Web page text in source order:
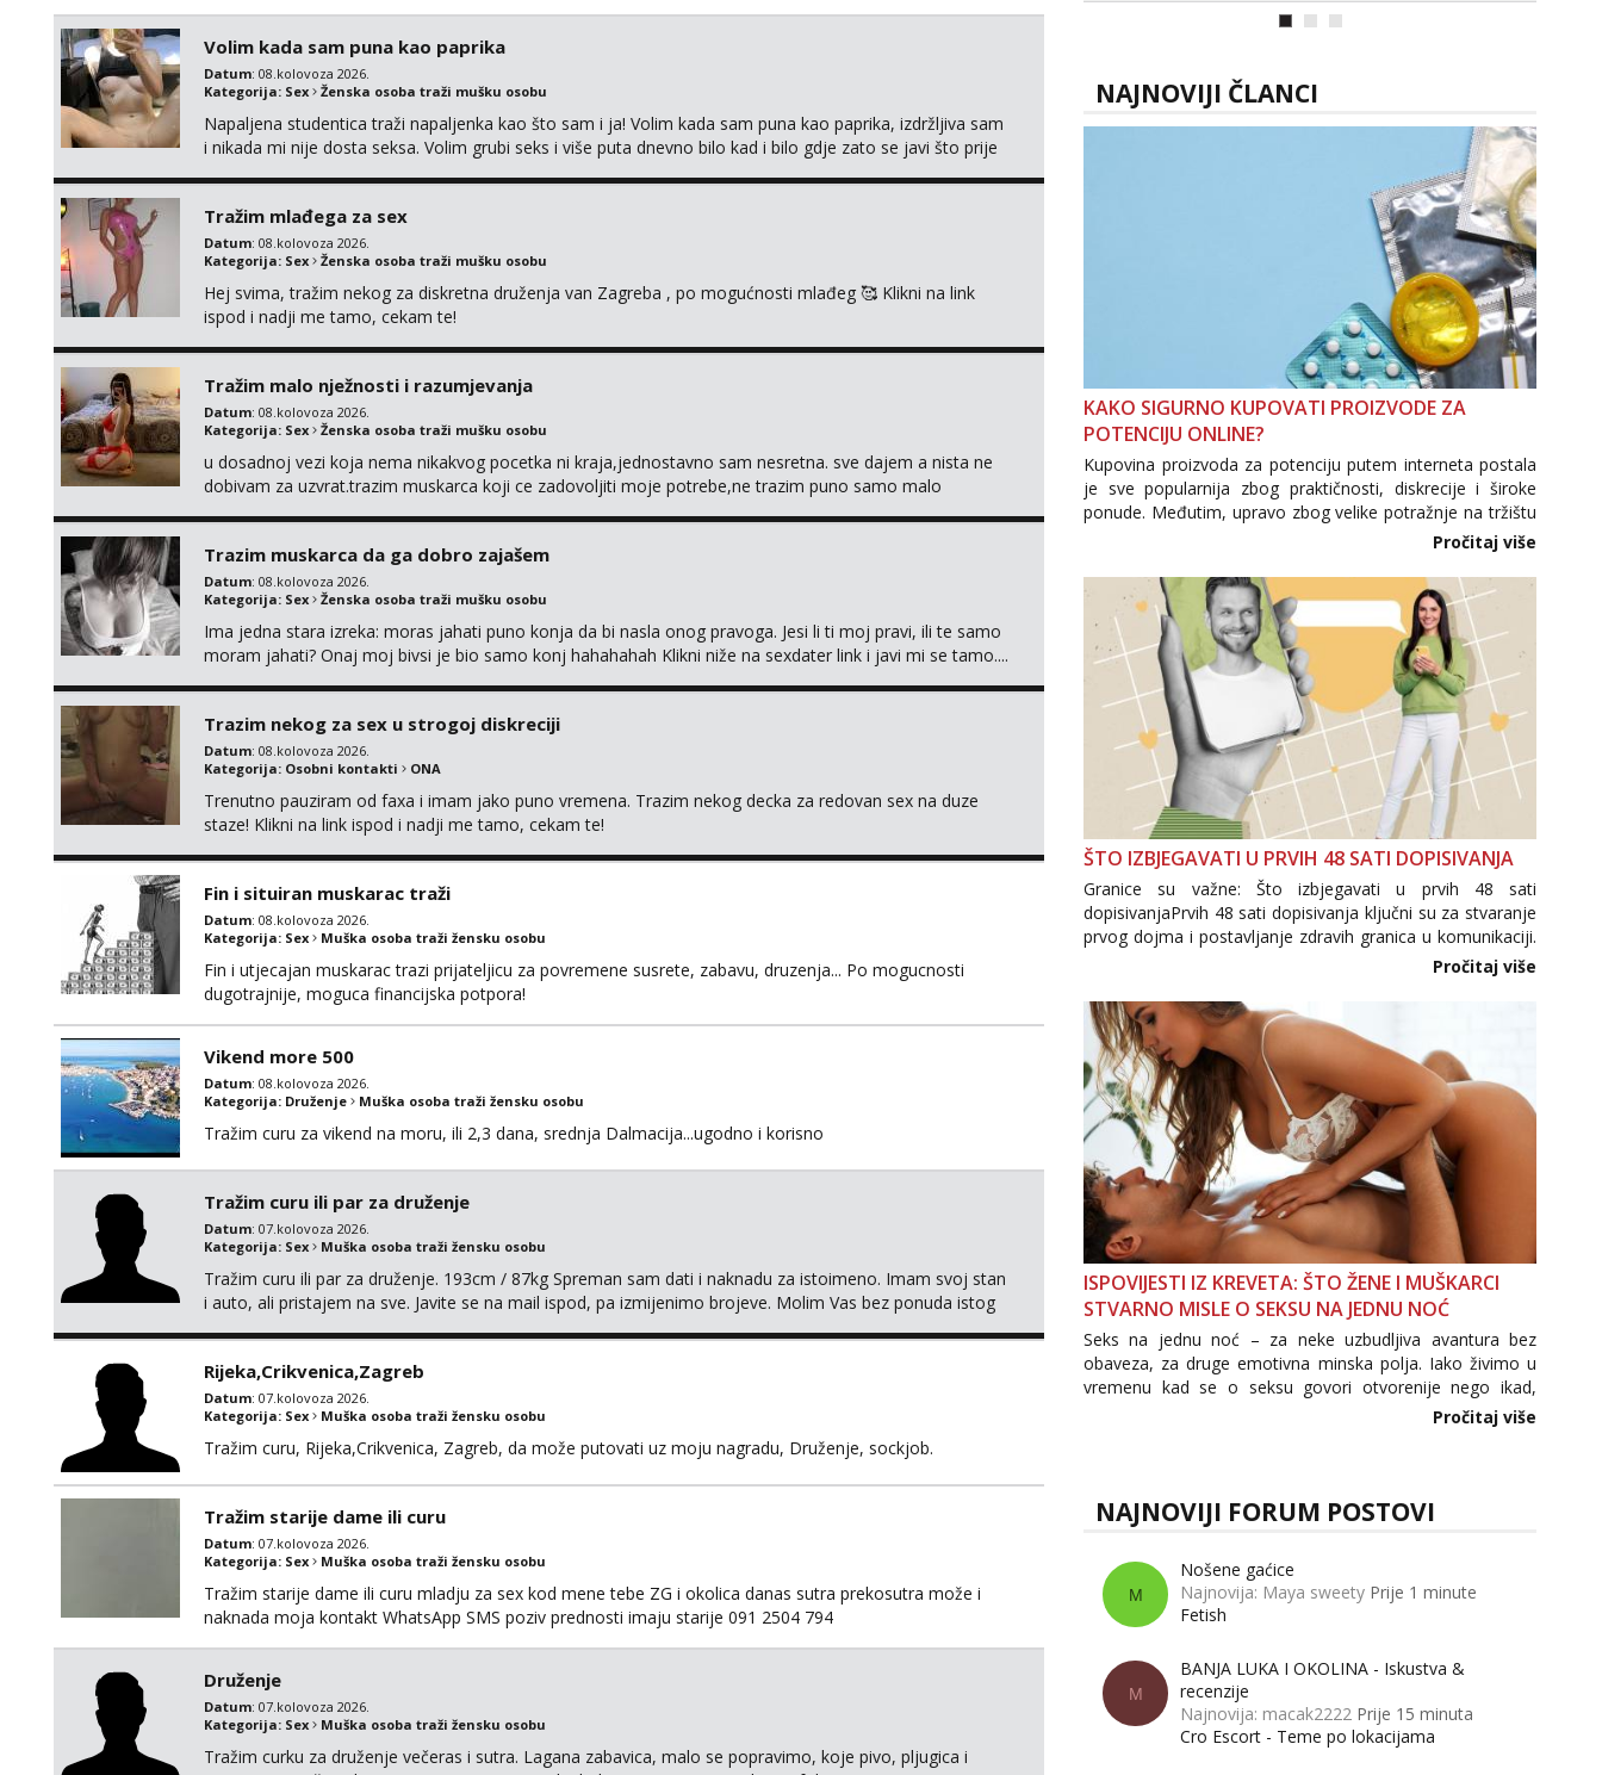
Volim kada sam puna kao paprika
Datum: 08.kolovoza 2026.
Kategorija: Sex Ženska osoba traži mušku osobu
Napaljena studentica traži napaljenka kao što sam i ja! Volim kada sam puna kao paprika, izdržljiva sam
i nikada mi nije dosta seksa. Volim grubi seks i više puta dnevno bilo kad i bilo gdje zato se javi što prije
Tražim mlađega za sex
Datum: 08.kolovoza 2026.
Kategorija: Sex Ženska osoba traži mušku osobu
Hej svima, tražim nekog za diskretna druženja van Zagreba , po mogućnosti mlađeg 🥰 Klikni na link
ispod i nadji me tamo, cekam te!
Tražim malo nježnosti i razumjevanja
Datum: 08.kolovoza 2026.
Kategorija: Sex Ženska osoba traži mušku osobu
u dosadnoj vezi koja nema nikakvog pocetka ni kraja,jednostavno sam nesretna. sve dajem a nista ne
dobivam za uzvrat.trazim muskarca koji ce zadovoljiti moje potrebe,ne trazim puno samo malo
Trazim muskarca da ga dobro zajašem
Datum: 08.kolovoza 2026.
Kategorija: Sex Ženska osoba traži mušku osobu
Ima jedna stara izreka: moras jahati puno konja da bi nasla onog pravoga. Jesi li ti moj pravi, ili te samo
moram jahati? Onaj moj bivsi je bio samo konj hahahahah Klikni niže na sexdater link i javi mi se tamo....
Trazim nekog za sex u strogoj diskreciji
Datum: 08.kolovoza 2026.
Kategorija: Osobni kontakti ONA
Trenutno pauziram od faxa i imam jako puno vremena. Trazim nekog decka za redovan sex na duze
staze! Klikni na link ispod i nadji me tamo, cekam te!
Fin i situiran muskarac traži
Datum: 08.kolovoza 2026.
Kategorija: Sex Muška osoba traži žensku osobu
Fin i utjecajan muskarac trazi prijateljicu za povremene susrete, zabavu, druzenja... Po mogucnosti
dugotrajnije, moguca financijska potpora!
Vikend more 500
Datum: 08.kolovoza 2026.
Kategorija: Druženje Muška osoba traži žensku osobu
Tražim curu za vikend na moru, ili 2,3 dana, srednja Dalmacija...ugodno i korisno
Tražim curu ili par za druženje
Datum: 07.kolovoza 2026.
Kategorija: Sex Muška osoba traži žensku osobu
Tražim curu ili par za druženje. 193cm / 87kg Spreman sam dati i naknadu za istoimeno. Imam svoj stan
i auto, ali pristajem na sve. Javite se na mail ispod, pa izmijenimo brojeve. Molim Vas bez ponuda istog
Rijeka,Crikvenica,Zagreb
Datum: 07.kolovoza 2026.
Kategorija: Sex Muška osoba traži žensku osobu
Tražim curu, Rijeka,Crikvenica, Zagreb, da može putovati uz moju nagradu, Druženje, sockjob.
Tražim starije dame ili curu
Datum: 07.kolovoza 2026.
Kategorija: Sex Muška osoba traži žensku osobu
Tražim starije dame ili curu mladju za sex kod mene tebe ZG i okolica danas sutra prekosutra može i
naknada moja kontakt WhatsApp SMS poziv prednosti imaju starije 091 2504 794
Druženje
Datum: 07.kolovoza 2026.
Kategorija: Sex Muška osoba traži žensku osobu
Tražim curku za druženje večeras i sutra. Lagana zabavica, malo se popravimo, koje pivo, pljugica i
NAJNOVIJI ČLANCI
KAKO SIGURNO KUPOVATI PROIZVODE ZA
POTENCIJU ONLINE?
Kupovina proizvoda za potenciju putem interneta postala
je sve popularnija zbog praktičnosti, diskrecije i široke
ponude. Međutim, upravo zbog velike potražnje na tržištu
se pojavljuju i brojni krivotvoreni proizvodi, nepouzdane
internetske trgovine te proizvodi nepoznatog podrijetla. ...
Pročitaj više
ŠTO IZBJEGAVATI U PRVIH 48 SATI DOPISIVANJA
Granice su važne: Što izbjegavati u prvih 48 sati
dopisivanjaPrvih 48 sati dopisivanja ključni su za stvaranje
prvog dojma i postavljanje zdravih granica u komunikaciji.
Važno je izbjeći prebrzo otkrivanje osobnih ili intimnih
informacija, jer nepoznata osoba još nije zaslužila to
povjerenje. Takođe...
Pročitaj više
ISPOVIJESTI IZ KREVETA: ŠTO ŽENE I MUŠKARCI
STVARNO MISLE O SEKSU NA JEDNU NOĆ
Seks na jednu noć – za neke uzbudljiva avantura bez
obaveza, za druge emotivna minska polja. Iako živimo u
vremenu kad se o seksu govori otvorenije nego ikad,
tema „jedne noći strasti“ i dalje izaziva burne rasprave. Što
Pročitaj više
NAJNOVIJI FORUM POSTOVI
M
Nošene gaćice
Najnovija: Maya sweety Prije 1 minute
Fetish
M
BANJA LUKA I OKOLINA - Iskustva &
recenzije
Najnovija: macak2222 Prije 15 minuta
Cro Escort - Teme po lokacijama